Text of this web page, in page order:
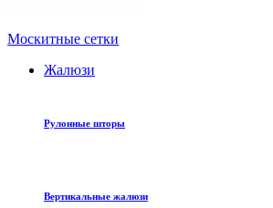
Москитные сетки
Жалюзи
Рулонные шторы
Вертикальные жалюзи